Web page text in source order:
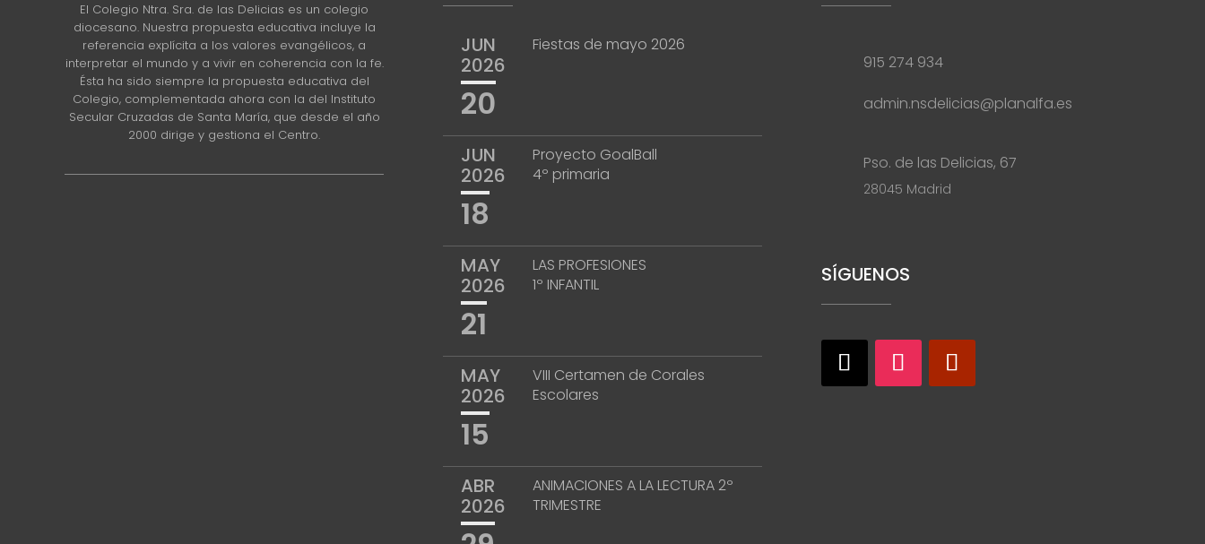
El Colegio Ntra. Sra. de las Delicias es un colegio
diocesano. Nuestra propuesta educativa incluye la
referencia explícita a los valores evangélicos, a
interpretar el mundo y a vivir en coherencia con la fe.
Ésta ha sido siempre la propuesta educativa del
Colegio, complementada ahora con la del Instituto
Secular Cruzadas de Santa María, que desde el año
2000 dirige y gestiona el Centro.
JUN
2026
20
Fiestas de mayo 2026
JUN
2026
18
Proyecto GoalBall
4º primaria
MAY
2026
21
LAS PROFESIONES
1º INFANTIL
MAY
2026
15
VIII Certamen de Corales
Escolares
ABR
2026
ANIMACIONES A LA LECTURA 2º
TRIMESTRE
915 274 934
admin.nsdelicias@planalfa.es
Pso. de las Delicias, 67
28045 Madrid
SÍGUENOS